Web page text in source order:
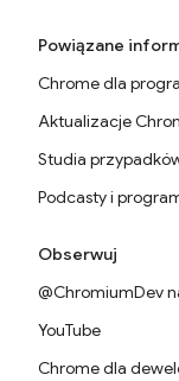
Powiązane
Chrome dla
Aktualizacje
Studia
Podcasty i
Obserwuj
@ChromiumDev
YouTube
Chrome dla